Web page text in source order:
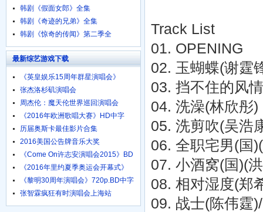
Track List
01. OPENING
02. 玉蝴蝶(谢霆
03. 挡不住的风
04. 洗澡(林欣彤)
05. 洗剪吹(吴浩
06. 全职宅男(国
07. 小酒窝(国)(
08. 相对湿度(郑
09. 战士(陈伟霆
韩剧《假面女郎》全集
韩剧《奇迹的兄弟》全集
韩剧《惊奇的传闻》第二季全
最新综艺游戏下载
《英皇娱乐15周年群星演唱会》
720p.BD粤语中字
张杰洛杉矶演唱会
周杰伦：魔天伦世界巡回演唱会
《2016年欧洲歌唱大赛》HD中字
1024高清
历届奥斯卡最佳影片合集
2016美国公告牌音乐大奖
《Come On许志安演唱会2015》BD
粤语中字
《2016年里约夏季奥运会开幕式》
HD国语
《黎明30周年演唱会》720p.BD中字
张智霖疯狂有时演唱会上海站